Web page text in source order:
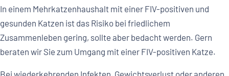
In einem Mehrkatzenhaushalt mit einer FIV-positiven und
gesunden Katzen ist das Risiko bei friedlichem
Zusammenleben gering, sollte aber bedacht werden. Gern
beraten wir Sie zum Umgang mit einer FIV-positiven Katze.
Bei wiederkehrenden Infekten, Gewichtsverlust oder anderen